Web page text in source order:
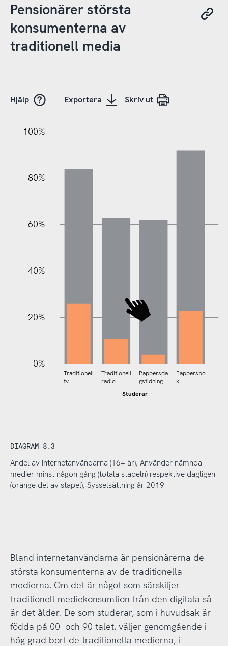
Pensionärer största
konsumenterna av
traditionell media
Hjälp Exportera Skriv ut
0%
20%
40%
60%
80%
100%
Studerar
Traditionell
tv
Traditionell
radio
Pappersda
gstidning
Pappersbo
k
DIAGRAM 8.3
Andel av internetanvändarna (16+ år), Använder nämnda
medier minst någon gång (totala stapeln) respektive dagligen
(orange del av stapel), Sysselsättning år 2019
Bland internetanvändarna är pensionärerna de
största konsumenterna av de traditionella
medierna. Om det är något som särskiljer
traditionell mediekonsumtion från den digitala så
är det ålder. De som studerar, som i huvudsak är
födda på 00- och 90-talet, väljer genomgående i
hög grad bort de traditionella medierna, i